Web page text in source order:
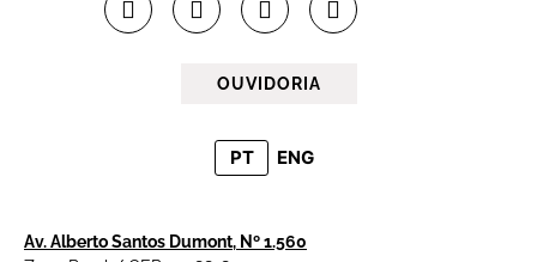
OUVIDORIA
PT ENG
Av. Alberto Santos Dumont, Nº 1.560